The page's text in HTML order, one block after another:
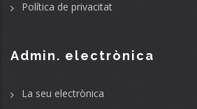
Política de privacitat
Admin. electrònica
La seu electrònica